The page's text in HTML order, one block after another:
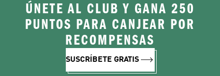
ÚNETE AL CLUB Y GANA 250
PUNTOS PARA CANJEAR POR
RECOMPENSAS
SUSCRÍBETE GRATIS